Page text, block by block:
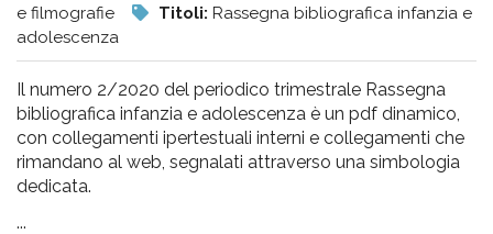
e filmografie
Titoli: Rassegna bibliografica infanzia e
adolescenza
Il numero 2/2020 del periodico trimestrale Rassegna
bibliografica infanzia e adolescenza è un pdf dinamico,
con collegamenti ipertestuali interni e collegamenti che
rimandano al web, segnalati attraverso una simbologia
dedicata.
...